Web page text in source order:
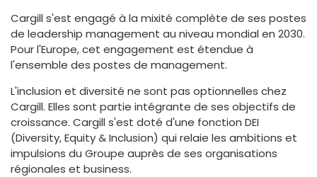
Cargill s'est engagé à la mixité complète de ses postes
de leadership management au niveau mondial en 2030.
Pour l'Europe, cet engagement est étendue à
l'ensemble des postes de management.
L'inclusion et diversité ne sont pas optionnelles chez
Cargill. Elles sont partie intégrante de ses objectifs de
croissance. Cargill s'est doté d'une fonction DEI
(Diversity, Equity & Inclusion) qui relaie les ambitions et
impulsions du Groupe auprès de ses organisations
régionales et business.